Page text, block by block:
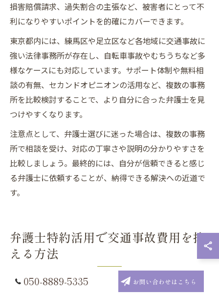
損害賠償請求、過失割合の主張など、被害者にとって不
利になりやすいポイントを的確にカバーできます。
東京都内には、練馬区や足立区など各地域に交通事故に
強い法律事務所が存在し、自転車事故やむちうちなど多
様なケースにも対応しています。サポート体制や無料相
談の有無、セカンドオピニオンの活用など、複数の事務
所を比較検討することで、より自分に合った弁護士を見
つけやすくなります。
注意点として、弁護士選びに迷った場合は、複数の事務
所で相談を受け、対応の丁寧さや説明の分かりやすさを
比較しましょう。最終的には、自分が信頼できると感じ
る弁護士に依頼することが、納得できる解決への近道で
す。
弁護士特約活用で交通事故費用を抑
える方法
交通事故被害者が弁護士特約を活用するメリット
050-8889-5335 お問い合わせはこちら